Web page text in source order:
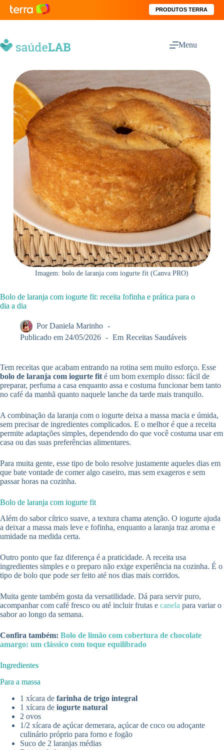
PRODUTOS TERRA
Menu
Imagem: bolo de laranja com iogurte fit (Canva PRO)
Bolo de laranja com iogurte fit: receita fofinha e prática para o
dia a dia
Por Daniela Marinho
Publicado em 24/05/2026 Em Receitas Saudáveis
Tem receitas que acabam entrando na rotina sem muito esforço. Esse
bolo de laranja com iogurte fit é um bom exemplo disso: fácil de
preparar, perfuma a casa enquanto assa e costuma funcionar bem tanto
no café da manhã quanto naquele lanche da tarde mais tranquilo.
A combinação da laranja com o iogurte deixa a massa macia e úmida,
sem precisar de ingredientes complicados. E o melhor é que a receita
permite adaptações simples, dependendo do que você costuma usar em
casa ou das suas preferências alimentares.
Para muita gente, esse tipo de bolo resolve justamente aqueles dias em
que bate vontade de comer algo caseiro, mas sem exageros e sem
passar horas na cozinha.
Bolo de laranja com iogurte fit
Além do sabor cítrico suave, a textura chama atenção. O iogurte ajuda
a deixar a massa mais leve e fofinha, enquanto a laranja traz aroma e
umidade na medida certa.
Outro ponto que faz diferença é a praticidade. A receita usa
ingredientes simples e o preparo não exige experiência na cozinha. É o
tipo de bolo que pode ser feito até nos dias mais corridos.
Muita gente também gosta da versatilidade. Dá para servir puro,
acompanhar com café fresco ou até incluir frutas e canela para variar o
sabor ao longo da semana.
Confira também: Bolo de limão com cobertura de chocolate
amargo: um clássico com toque equilibrado
Ingredientes
Para a massa
1 xícara de farinha de trigo integral
1 xícara de iogurte natural
2 ovos
1/2 xícara de açúcar demerara, açúcar de coco ou adoçante
culinário próprio para forno e fogão
Suco de 2 laranjas médias